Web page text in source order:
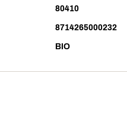
80410
8714265000232
BIO